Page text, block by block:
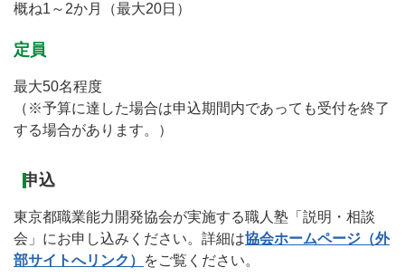
概ね1～2か月（最大20日）
定員
最大50名程度
（※予算に達した場合は申込期間内であっても受付を終了
する場合があります。）
申込
東京都職業能力開発協会が実施する職人塾「説明・相談
会」にお申し込みください。詳細は協会ホームページ（外
部サイトへリンク）
をご覧ください。